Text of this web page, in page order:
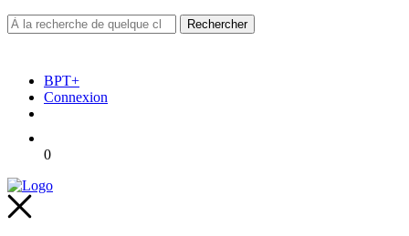
BPT+
Connexion
0